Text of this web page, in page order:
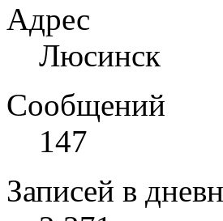
Адрес
Люсинск
Сообщений
147
Записей в